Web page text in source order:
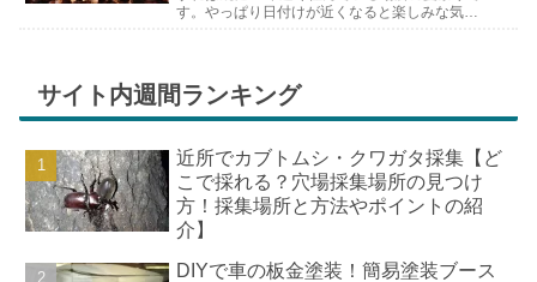
す。やっぱり日付けが近くなると楽しみな気持
サイト内週間ランキング
近所でカブトムシ・クワガタ採集【ど
こで採れる？穴場採集場所の見つけ
方！採集場所と方法やポイントの紹
介】
DIYで車の板金塗装！簡易塗装ブース